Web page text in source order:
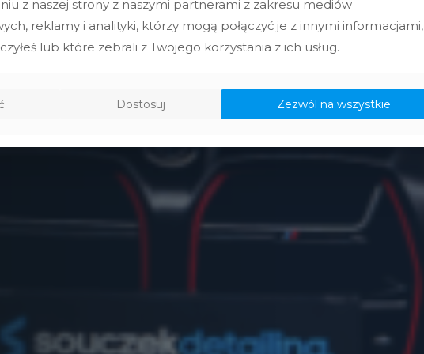
z naszej strony z naszymi partnerami z zakresu mediów
reklamy i analityki, którzy mogą połączyć je z innymi informacjami,
lub które zebrali z Twojego korzystania z ich usług.
Dostosuj Zezwól na wszystkie